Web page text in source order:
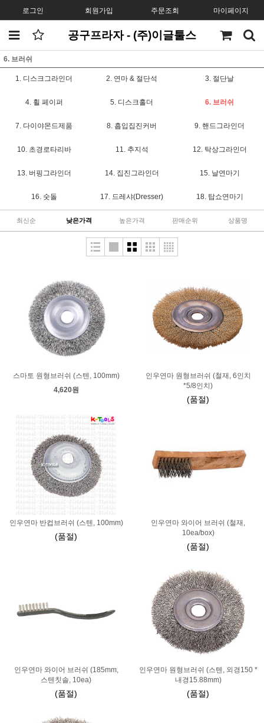
로그인 회원가입 주문조회 마이페이지
공구프라자 - (주)이글툴스
6. 브러쉬
1. 디스크그라인더 2. 연마 & 절단석 3. 절단날
4. 휠 페이퍼 5. 디스크홀더 6. 브러쉬
7. 다이야몬드제품 8. 흡입집진커버 9. 핸드그라인더
10. 초경로타리바 11. 추지석 12. 탁상그라인더
13. 버핑그라인더 14. 집진그라인더 15. 날연마기
16. 숫돌 17. 드레샤(Dresser) 18. 탑쇼연마기
최신순 낮은가격 높은가격 판매순위 상품명
스마토 원형브러쉬 (스텐, 100mm)
4,620원
인우연마 원형브러쉬 (철재, 6인치
*5/8인치)
(품절)
인우연마 반컵브러쉬 (스텐, 100mm)
(품절)
인우연마 와이어 브러쉬 (철재,
10ea/box)
(품절)
인우연마 와이어 브러쉬 (185mm,
스텐칫솔, 10ea)
(품절)
인우연마 원형브러쉬 (스텐, 외경150 *
내경15.88mm)
(품절)